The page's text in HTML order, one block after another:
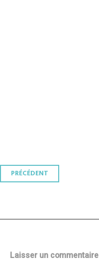
Navigation
PRÉCÉDENT
Laisser un commentaire